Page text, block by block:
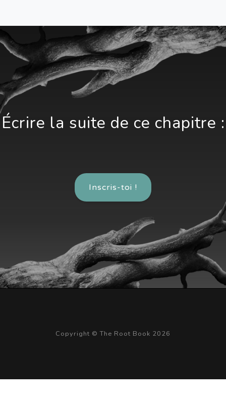
Écrire la suite de ce chapitre :
Inscris-toi !
Copyright © The Root Book 2026